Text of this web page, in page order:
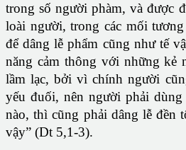
trong số người phàm, và được
loài người, trong các mối
để dâng lễ phẩm cũng như tế
năng cảm thông với những kẻ
lầm lạc, bởi vì chính người
yếu đuối, nên người phải
nào, thì cũng phải dâng lễ đền
vậy” (Dt 5,1-3).